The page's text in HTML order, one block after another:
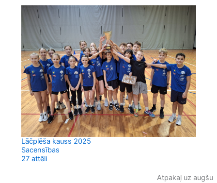
Lāčplēša kauss 2025
Sacensības
27 attēli
Atpakaļ uz augšu